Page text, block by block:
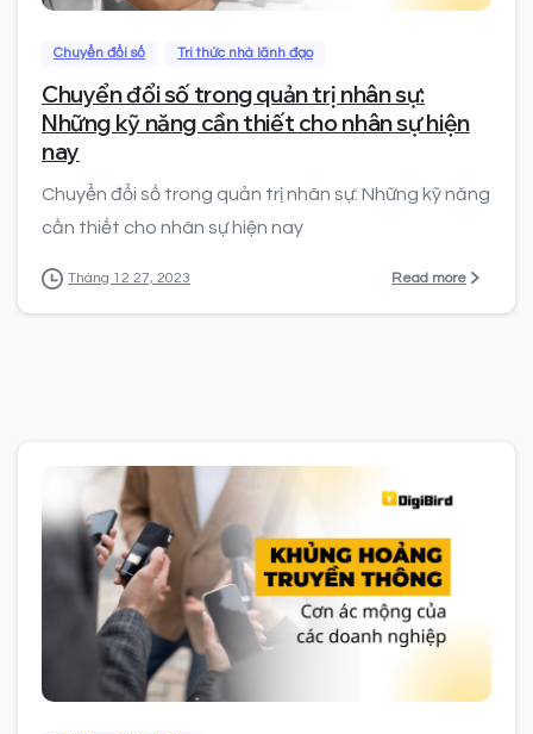
Chuyển đổi số Tri thức nhà lãnh đạo
Chuyển đổi số trong quản trị nhân sự:
Những kỹ năng cần thiết cho nhân sự hiện
nay
Chuyển đổi số trong quản trị nhân sự: Những kỹ năng
cần thiết cho nhân sự hiện nay
Tháng 12 27, 2023 Read more